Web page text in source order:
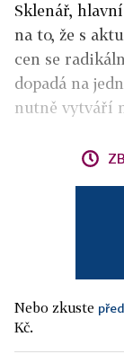
Sklenář,
na to, že s
cen se
dopadá na
nutně vytváří
Nebo zkuste
Kč.